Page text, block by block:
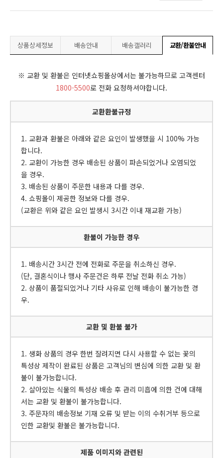
상품상세정보 배송안내 배송갤러리 교환/환불안내
※ 교환 및 환불은 인터넷쇼핑몰상에서는 불가능하므로 고객센터
1800-5500로 전화 요청하셔야합니다.
교환환불규정
1. 교환과 환불은 아래와 같은 요인이 발생했을 시 100% 가능
합니다.
2. 교환이 가능한 경우 배송된 상품이 파손되었거나 오염되었
을 경우.
3. 배송된 상품이 주문한 내용과 다를 경우.
4. 쇼핑몰이 제공한 정보와 다를 경우.
(교환은 위와 같은 요인 발생시 3시간 이내 재교환 가능)
환불이 가능한 경우
1. 배송시간 3시간 전에 전화로 주문을 취소하신 경우.
(단, 결혼식이나 행사 주문건은 하루 전날 전화 취소 가능)
2. 상품이 품절되었거나 기타 사유로 인해 배송이 불가능한 경
우.
교환 및 환불 불가
1. 생화 상품의 경우 한번 잘려지면 다시 사용할 수 없는 꽃의
특성상 제작이 완료된 상품은 고객님의 변심에 의한 교환 및 환
불이 불가능합니다.
2. 살아있는 식물의 특성상 배송 후 관리 미흡에 의한 건에 대해
서는 교환 및 환불이 불가능합니다.
3. 주문자의 배송정보 기재 오류 및 받는 이의 수취거부 등으로
인한 교환및 환불은 불가능합니다.
제품 이미지와 관련된